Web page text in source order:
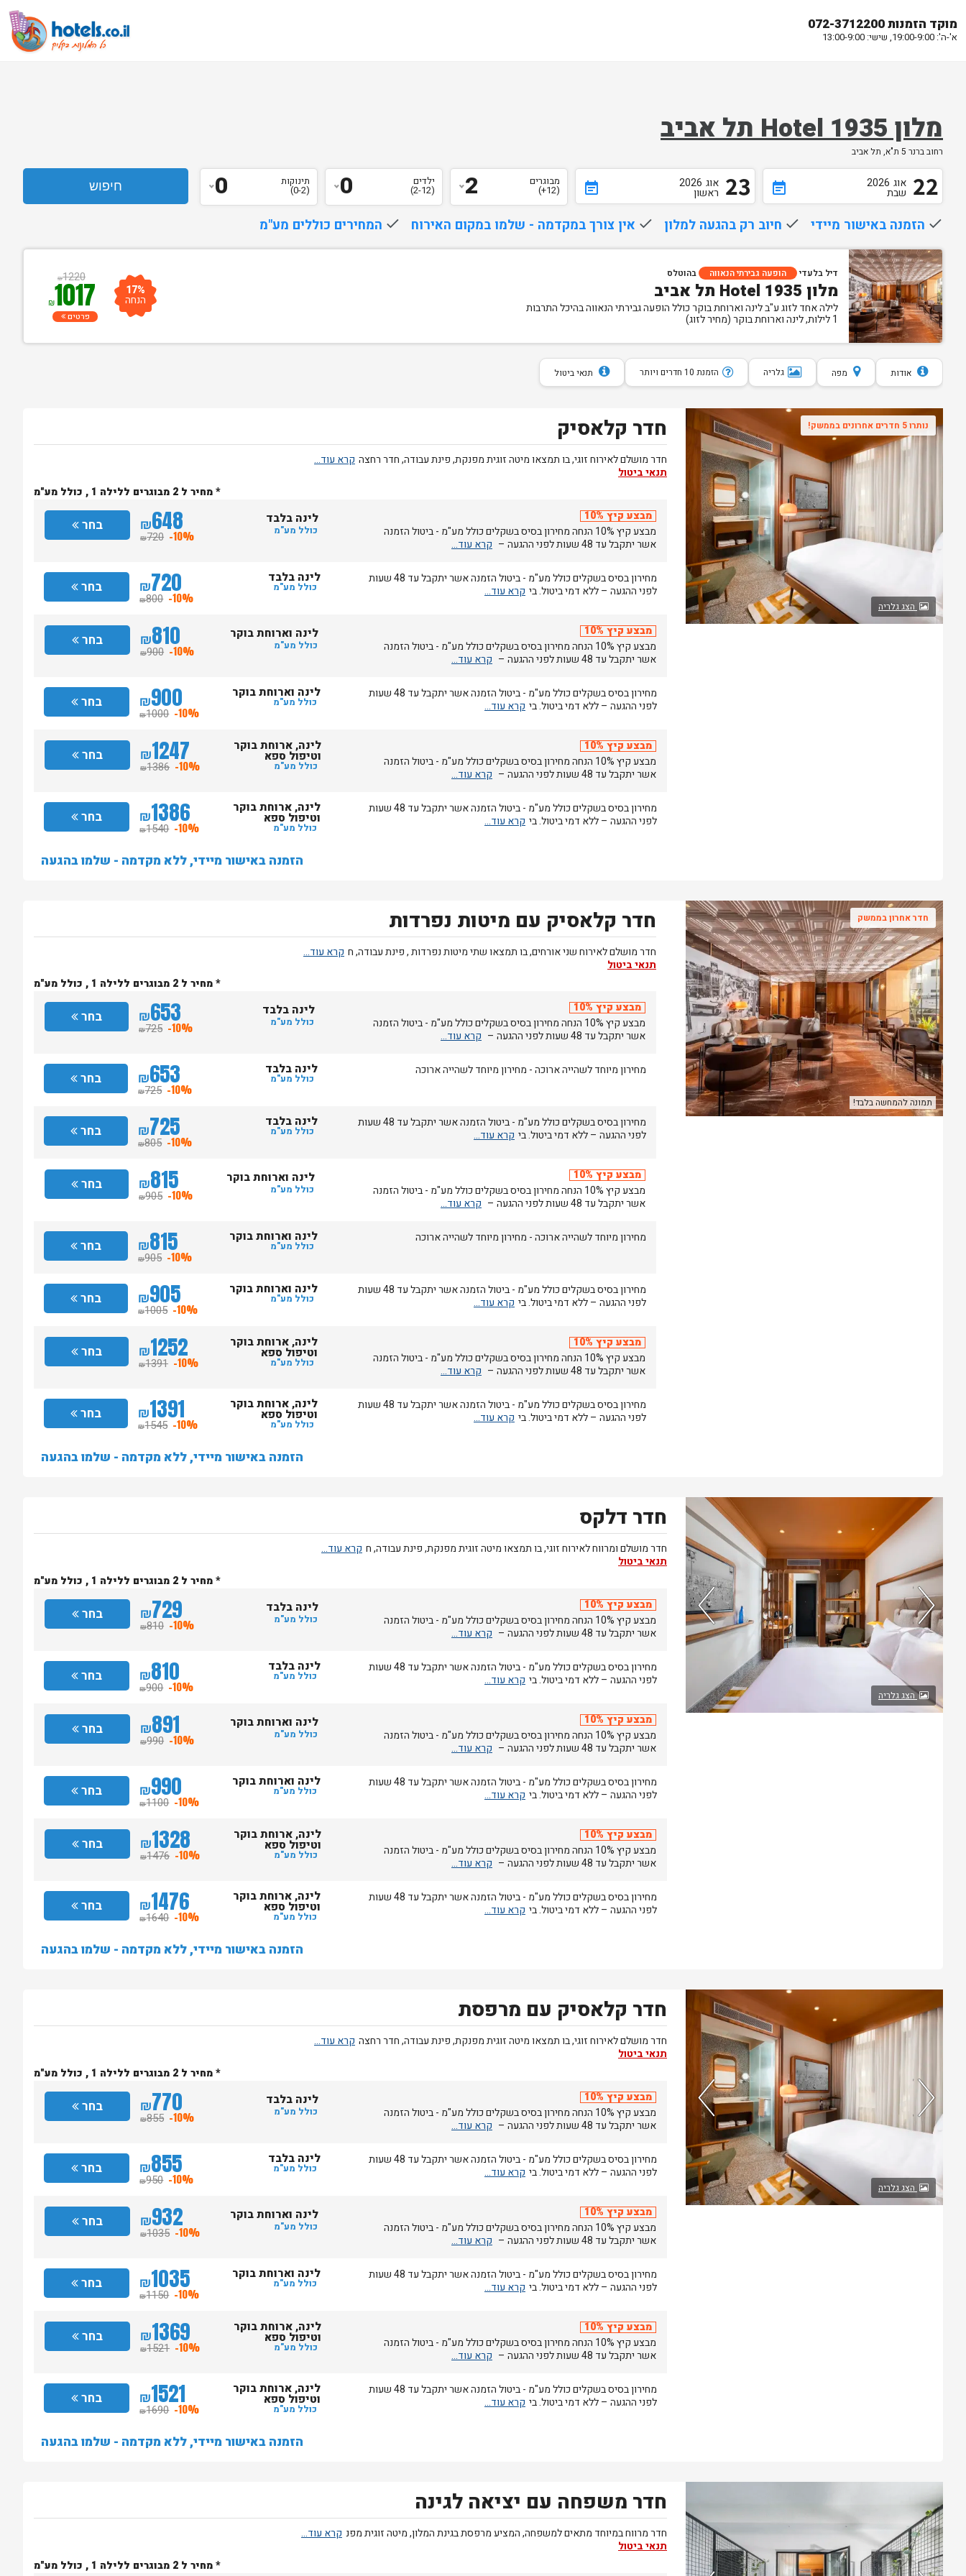
מוקד הזמנות 072-3712200
א'-ה': 19:00-9:00, שישי: 13:00-9:00
מלון Hotel 1935 תל אביב
רחוב ברנר 5 ת"א, תל אביב
event_note 22 אוג 2026
שבת event_note 23 אוג 2026
ראשון
מבוגרים
(12+)
2 ילדים
(2-12)
0 תינוקות
(0-2)
0
done הזמנה באישור מיידי done חיוב רק בהגעה למלון done אין צורך במקדמה - שלמו במקום האירוח done המחירים כוללים מע"מ
דיל בלעדי הופעה גבירתי הנאווה בהוטלס
מלון Hotel 1935 תל אביב
לילה אחד לזוג ע"ב לינה וארוחת בוקר כולל הופעה גבירתי הנאווה בהיכל התרבות
1 לילות, לינה וארוחת בוקר (מחיר לזוג)
₪1220
₪1017 17%
הנחה
פרטים
אודות מפה גלריה הזמנת 10 חדרים ויותר תנאי ביטול
נותרו 5 חדרים אחרונים בממשק!
הצג גלריה
חדר קלאסיק
חדר מושלם לאירוח זוגי, בו תמצאו מיטה זוגית מפנקת, פינת עבודה, חדר רחצה
תנאי ביטול
* מחיר ל 2 מבוגרים ללילה 1 , כולל מע"מ
מבצע קיץ 10%
מבצע קיץ 10% הנחה מחירון בסיס בשקלים כולל מע"מ - ביטול הזמנה
אשר יתקבל עד 48 שעות לפני ההגעה –
בחר ₪648
₪720 -10%
לינה בלבד
כולל מע"מ
מחירון בסיס בשקלים כולל מע"מ - ביטול הזמנה אשר יתקבל עד 48 שעות
לפני ההגעה – ללא דמי ביטול. בי
בחר ₪720
₪800 -10%
לינה בלבד
כולל מע"מ
מבצע קיץ 10%
מבצע קיץ 10% הנחה מחירון בסיס בשקלים כולל מע"מ - ביטול הזמנה
אשר יתקבל עד 48 שעות לפני ההגעה –
בחר ₪810
₪900 -10%
לינה וארוחת בוקר
כולל מע"מ
מחירון בסיס בשקלים כולל מע"מ - ביטול הזמנה אשר יתקבל עד 48 שעות
לפני ההגעה – ללא דמי ביטול. בי
בחר ₪900
₪1000 -10%
לינה וארוחת בוקר
כולל מע"מ
מבצע קיץ 10%
מבצע קיץ 10% הנחה מחירון בסיס בשקלים כולל מע"מ - ביטול הזמנה
אשר יתקבל עד 48 שעות לפני ההגעה –
בחר ₪1247
₪1386 -10%
לינה, ארוחת בוקר
וטיפול ספא
כולל מע"מ
מחירון בסיס בשקלים כולל מע"מ - ביטול הזמנה אשר יתקבל עד 48 שעות
לפני ההגעה – ללא דמי ביטול. בי
בחר ₪1386
₪1540 -10%
לינה, ארוחת בוקר
וטיפול ספא
כולל מע"מ
הזמנה באישור מיידי, ללא מקדמה - שלמו בהגעה
חדר אחרון בממשק
תמונה להמחשה בלבד!
חדר קלאסיק עם מיטות נפרדות
חדר מושלם לאירוח שני אורחים, בו תמצאו שתי מיטות נפרדות , פינת עבודה, ח
תנאי ביטול
* מחיר ל 2 מבוגרים ללילה 1 , כולל מע"מ
מבצע קיץ 10%
מבצע קיץ 10% הנחה מחירון בסיס בשקלים כולל מע"מ - ביטול הזמנה
אשר יתקבל עד 48 שעות לפני ההגעה –
בחר ₪653
₪725 -10%
לינה בלבד
כולל מע"מ
מחירון מיוחד לשהייה ארוכה - מחירון מיוחד לשהייה ארוכה בחר ₪653
₪725 -10%
לינה בלבד
כולל מע"מ
מחירון בסיס בשקלים כולל מע"מ - ביטול הזמנה אשר יתקבל עד 48 שעות
לפני ההגעה – ללא דמי ביטול. בי
בחר ₪725
₪805 -10%
לינה בלבד
כולל מע"מ
מבצע קיץ 10%
מבצע קיץ 10% הנחה מחירון בסיס בשקלים כולל מע"מ - ביטול הזמנה
אשר יתקבל עד 48 שעות לפני ההגעה –
בחר ₪815
₪905 -10%
לינה וארוחת בוקר
כולל מע"מ
מחירון מיוחד לשהייה ארוכה - מחירון מיוחד לשהייה ארוכה בחר ₪815
₪905 -10%
לינה וארוחת בוקר
כולל מע"מ
מחירון בסיס בשקלים כולל מע"מ - ביטול הזמנה אשר יתקבל עד 48 שעות
לפני ההגעה – ללא דמי ביטול. בי
בחר ₪905
₪1005 -10%
לינה וארוחת בוקר
כולל מע"מ
מבצע קיץ 10%
מבצע קיץ 10% הנחה מחירון בסיס בשקלים כולל מע"מ - ביטול הזמנה
אשר יתקבל עד 48 שעות לפני ההגעה –
בחר ₪1252
₪1391 -10%
לינה, ארוחת בוקר
וטיפול ספא
כולל מע"מ
מחירון בסיס בשקלים כולל מע"מ - ביטול הזמנה אשר יתקבל עד 48 שעות
לפני ההגעה – ללא דמי ביטול. בי
בחר ₪1391
₪1545 -10%
לינה, ארוחת בוקר
וטיפול ספא
כולל מע"מ
הזמנה באישור מיידי, ללא מקדמה - שלמו בהגעה
נותרו 5 חדרים אחרונים בממשק!
הצג גלריה
חדר דלקס
חדר מושלם ומרווח לאירוח זוגי, בו תמצאו מיטה זוגית מפנקת, פינת עבודה, ח
תנאי ביטול
* מחיר ל 2 מבוגרים ללילה 1 , כולל מע"מ
מבצע קיץ 10%
מבצע קיץ 10% הנחה מחירון בסיס בשקלים כולל מע"מ - ביטול הזמנה
אשר יתקבל עד 48 שעות לפני ההגעה –
בחר ₪729
₪810 -10%
לינה בלבד
כולל מע"מ
מחירון בסיס בשקלים כולל מע"מ - ביטול הזמנה אשר יתקבל עד 48 שעות
לפני ההגעה – ללא דמי ביטול. בי
בחר ₪810
₪900 -10%
לינה בלבד
כולל מע"מ
מבצע קיץ 10%
מבצע קיץ 10% הנחה מחירון בסיס בשקלים כולל מע"מ - ביטול הזמנה
אשר יתקבל עד 48 שעות לפני ההגעה –
בחר ₪891
₪990 -10%
לינה וארוחת בוקר
כולל מע"מ
מחירון בסיס בשקלים כולל מע"מ - ביטול הזמנה אשר יתקבל עד 48 שעות
לפני ההגעה – ללא דמי ביטול. בי
בחר ₪990
₪1100 -10%
לינה וארוחת בוקר
כולל מע"מ
מבצע קיץ 10%
מבצע קיץ 10% הנחה מחירון בסיס בשקלים כולל מע"מ - ביטול הזמנה
אשר יתקבל עד 48 שעות לפני ההגעה –
בחר ₪1328
₪1476 -10%
לינה, ארוחת בוקר
וטיפול ספא
כולל מע"מ
מחירון בסיס בשקלים כולל מע"מ - ביטול הזמנה אשר יתקבל עד 48 שעות
לפני ההגעה – ללא דמי ביטול. בי
בחר ₪1476
₪1640 -10%
לינה, ארוחת בוקר
וטיפול ספא
כולל מע"מ
הזמנה באישור מיידי, ללא מקדמה - שלמו בהגעה
הצג גלריה
חדר קלאסיק עם מרפסת
חדר מושלם לאירוח זוגי, בו תמצאו מיטה זוגית מפנקת, פינת עבודה, חדר רחצה
תנאי ביטול
* מחיר ל 2 מבוגרים ללילה 1 , כולל מע"מ
מבצע קיץ 10%
מבצע קיץ 10% הנחה מחירון בסיס בשקלים כולל מע"מ - ביטול הזמנה
אשר יתקבל עד 48 שעות לפני ההגעה –
בחר ₪770
₪855 -10%
לינה בלבד
כולל מע"מ
מחירון בסיס בשקלים כולל מע"מ - ביטול הזמנה אשר יתקבל עד 48 שעות
לפני ההגעה – ללא דמי ביטול. בי
בחר ₪855
₪950 -10%
לינה בלבד
כולל מע"מ
מבצע קיץ 10%
מבצע קיץ 10% הנחה מחירון בסיס בשקלים כולל מע"מ - ביטול הזמנה
אשר יתקבל עד 48 שעות לפני ההגעה –
בחר ₪932
₪1035 -10%
לינה וארוחת בוקר
כולל מע"מ
מחירון בסיס בשקלים כולל מע"מ - ביטול הזמנה אשר יתקבל עד 48 שעות
לפני ההגעה – ללא דמי ביטול. בי
בחר ₪1035
₪1150 -10%
לינה וארוחת בוקר
כולל מע"מ
מבצע קיץ 10%
מבצע קיץ 10% הנחה מחירון בסיס בשקלים כולל מע"מ - ביטול הזמנה
אשר יתקבל עד 48 שעות לפני ההגעה –
בחר ₪1369
₪1521 -10%
לינה, ארוחת בוקר
וטיפול ספא
כולל מע"מ
מחירון בסיס בשקלים כולל מע"מ - ביטול הזמנה אשר יתקבל עד 48 שעות
לפני ההגעה – ללא דמי ביטול. בי
בחר ₪1521
₪1690 -10%
לינה, ארוחת בוקר
וטיפול ספא
כולל מע"מ
הזמנה באישור מיידי, ללא מקדמה - שלמו בהגעה
נותרו 3 חדרים אחרונים בממשק! חדר משפחה עם יציאה לגינה
חדר מרווח במיוחד מתאים למשפחה, המציע מרפסת בגינת המלון, מיטה זוגית מפנ
תנאי ביטול
* מחיר ל 2 מבוגרים ללילה 1 , כולל מע"מ